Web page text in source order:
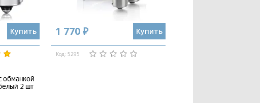
Купить 1 770 ₽ Купить
Код: 5295
обманкой
2 шт